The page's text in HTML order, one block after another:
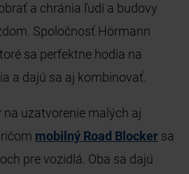
a chránia ľudí a budovy
Spoločnosť Hörmann
sa perfektne hodia na
a dajú sa aj kombinovať.
na uzatvorenie malých aj
mobilný Road Blocker sa
pre vozidlá. Oba sa dajú